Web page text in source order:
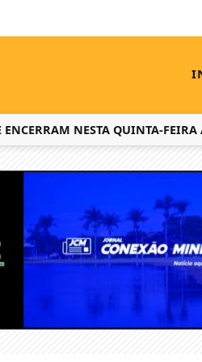
NESTA QUINTA-FEIRA ÀS